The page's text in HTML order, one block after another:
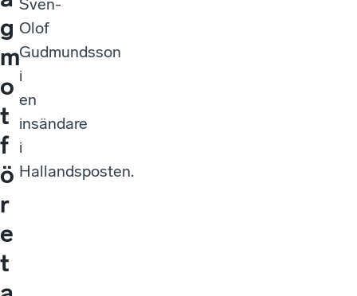
g
m
o
t
f
ö
r
e
t
Sven-
Olof
Gudmundsson
i
en
insändare
i
Hallandsposten.